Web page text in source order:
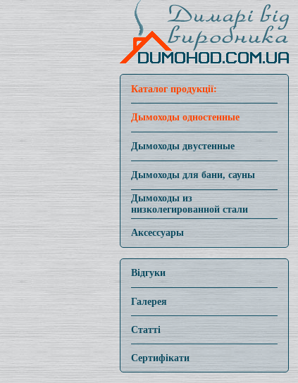
Каталог продукції:
Дымоходы одностенные
Дымоходы двустенные
Дымоходы для бани, сауны
Дымоходы из
низколегированной стали
Аксессуары
Відгуки
Галерея
Статті
Сертифікати